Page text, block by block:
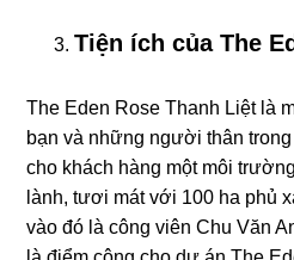
Tiện ích của The
The Eden Rose Thanh Liệt là
bạn và những người thân
cho khách hàng một môi
lành, tươi mát với 100 ha phủ
vào đó là công viên Chu Văn